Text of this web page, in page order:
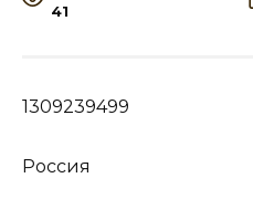
41
1309239499
Россия